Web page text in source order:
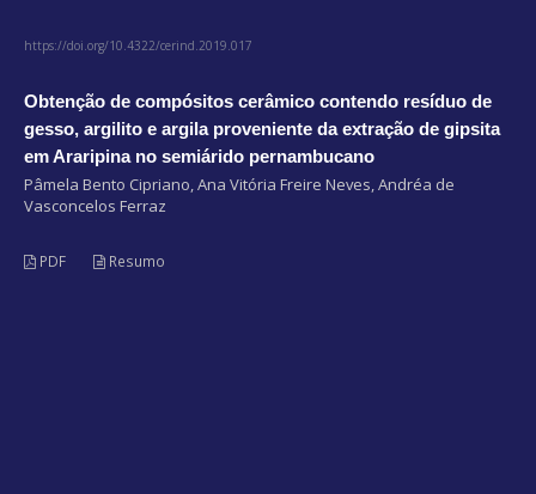
https://doi.org/10.4322/cerind.2019.017
Obtenção de compósitos cerâmico contendo resíduo de
gesso, argilito e argila proveniente da extração de gipsita
em Araripina no semiárido pernambucano
Pâmela Bento Cipriano, Ana Vitória Freire Neves, Andréa de
Vasconcelos Ferraz
PDF Resumo